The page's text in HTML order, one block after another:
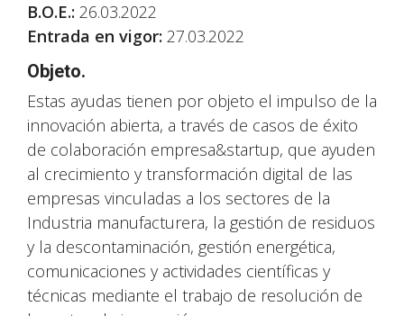
B.O.E.: 26.03.2022
Entrada en vigor: 27.03.2022
Objeto.
Estas ayudas tienen por objeto el impulso de la
innovación abierta, a través de casos de éxito
de colaboración empresa&startup, que ayuden
al crecimiento y transformación digital de las
empresas vinculadas a los sectores de la
Industria manufacturera, la gestión de residuos
y la descontaminación, gestión energética,
comunicaciones y actividades científicas y
técnicas mediante el trabajo de resolución de